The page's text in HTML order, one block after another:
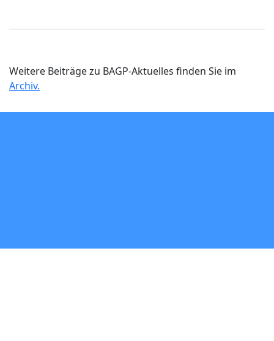
Weitere Beiträge zu BAGP-Aktuelles finden Sie im
Archiv.